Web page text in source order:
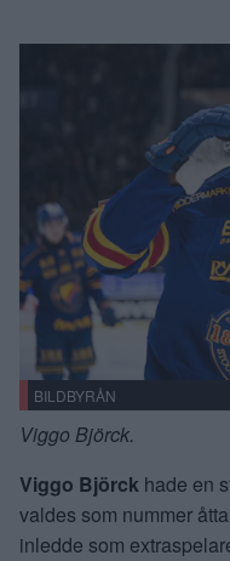
BILDBYRÅN
Viggo Björck.
Viggo Björck hade en
valdes som nummer
inledde som